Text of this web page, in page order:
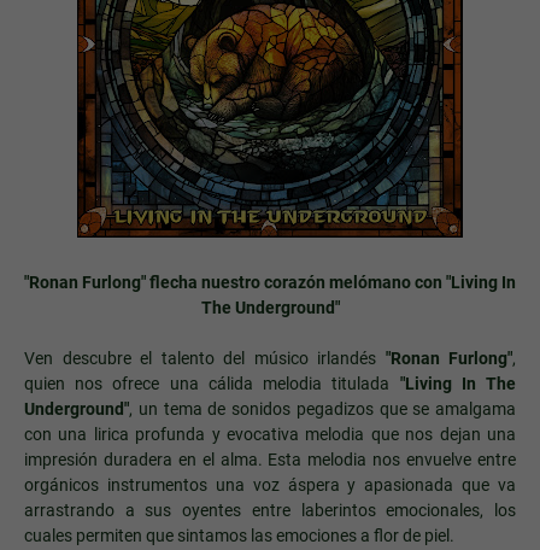
"Ronan Furlong" flecha nuestro corazón melómano con "Living In
The Underground"
Ven descubre el talento del músico irlandés "Ronan Furlong",
quien nos ofrece una cálida melodia titulada "Living In The
Underground", un tema de sonidos pegadizos que se amalgama
con una lirica profunda y evocativa melodia que nos dejan una
impresión duradera en el alma. Esta melodia nos envuelve entre
orgánicos instrumentos una voz áspera y apasionada que va
arrastrando a sus oyentes entre laberintos emocionales, los
cuales permiten que sintamos las emociones a flor de piel.